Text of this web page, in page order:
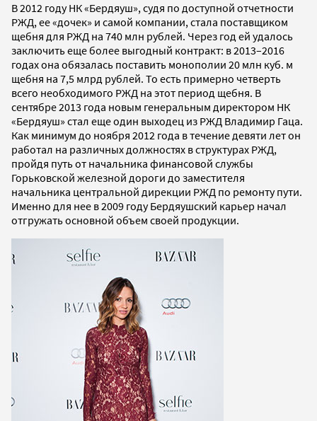
В 2012 году НК «Бердяуш», судя по доступной отчетности
РЖД, ее «дочек» и самой компании, стала поставщиком
щебня для РЖД на 740 млн рублей. Через год ей удалось
заключить еще более выгодный контракт: в 2013–2016
годах она обязалась поставить монополии 20 млн куб. м
щебня на 7,5 млрд рублей. То есть примерно четверть
всего необходимого РЖД на этот период щебня. В
сентябре 2013 года новым генеральным директором НК
«Бердяуш» стал еще один выходец из РЖД Владимир Гаца.
Как минимум до ноября 2012 года в течение девяти лет он
работал на различных должностях в структурах РЖД,
пройдя путь от начальника финансовой службы
Горьковской железной дороги до заместителя
начальника центральной дирекции РЖД по ремонту пути.
Именно для нее в 2009 году Бердяушский карьер начал
отгружать основной объем своей продукции.